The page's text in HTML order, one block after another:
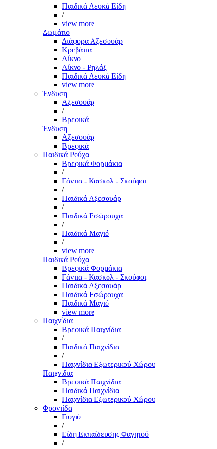
Παιδικά Λευκά Είδη
/
view more
Δωμάτιο
Διάφορα Αξεσουάρ
Κρεβάτια
Λίκνο
Λίκνο - Ρηλάξ
Παιδικά Λευκά Είδη
view more
Ένδυση
Αξεσουάρ
/
Βρεφικά
Ένδυση
Αξεσουάρ
Βρεφικά
Παιδικά Ρούχα
Βρεφικά Φορμάκια
/
Γάντια - Κασκόλ - Σκούφοι
/
Παιδικά Αξεσουάρ
/
Παιδικά Εσώρουχα
/
Παιδικά Μαγιό
/
view more
Παιδικά Ρούχα
Βρεφικά Φορμάκια
Γάντια - Κασκόλ - Σκούφοι
Παιδικά Αξεσουάρ
Παιδικά Εσώρουχα
Παιδικά Μαγιό
view more
Παιχνίδια
Βρεφικά Παιχνίδια
/
Παιδικά Παιχνίδια
/
Παιχνίδια Εξωτερικού Χώρου
Παιχνίδια
Βρεφικά Παιχνίδια
Παιδικά Παιχνίδια
Παιχνίδια Εξωτερικού Χώρου
Φροντίδα
Γιογιό
/
Είδη Εκπαίδευσης Φαγητού
/